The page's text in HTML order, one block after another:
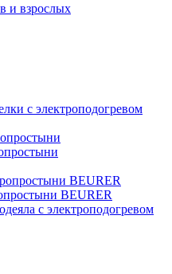
и взрослых
с электроподогревом
BEURER
BEURER
с электроподогревом